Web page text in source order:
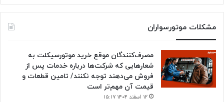
مشکلات موتورسواران
مصرف‌کنندگان موقع خرید موتورسیکلت به
شعارهایی که شرکت‌ها درباره خدمات پس از
فروش می‌دهند توجه نکنند/ تامین قطعات و
قیمت آن مهم‌تر است
۱۲ اسفند ۱۴۰۴ ۱۵:۱۷